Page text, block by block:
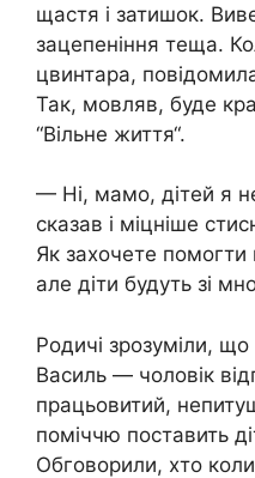
щастя і затишок.
зацепеніння теща.
цвинтaрa,
Так, мовляв, буде
“Вільне життя“.
— Ні, мамо, дітей я
сказав і міцніше
Як захочете
але діти будуть зі
Родичі зрозуміли,
Василь — чоловік
працьовитий,
поміччю поставить
Обговорили, хто